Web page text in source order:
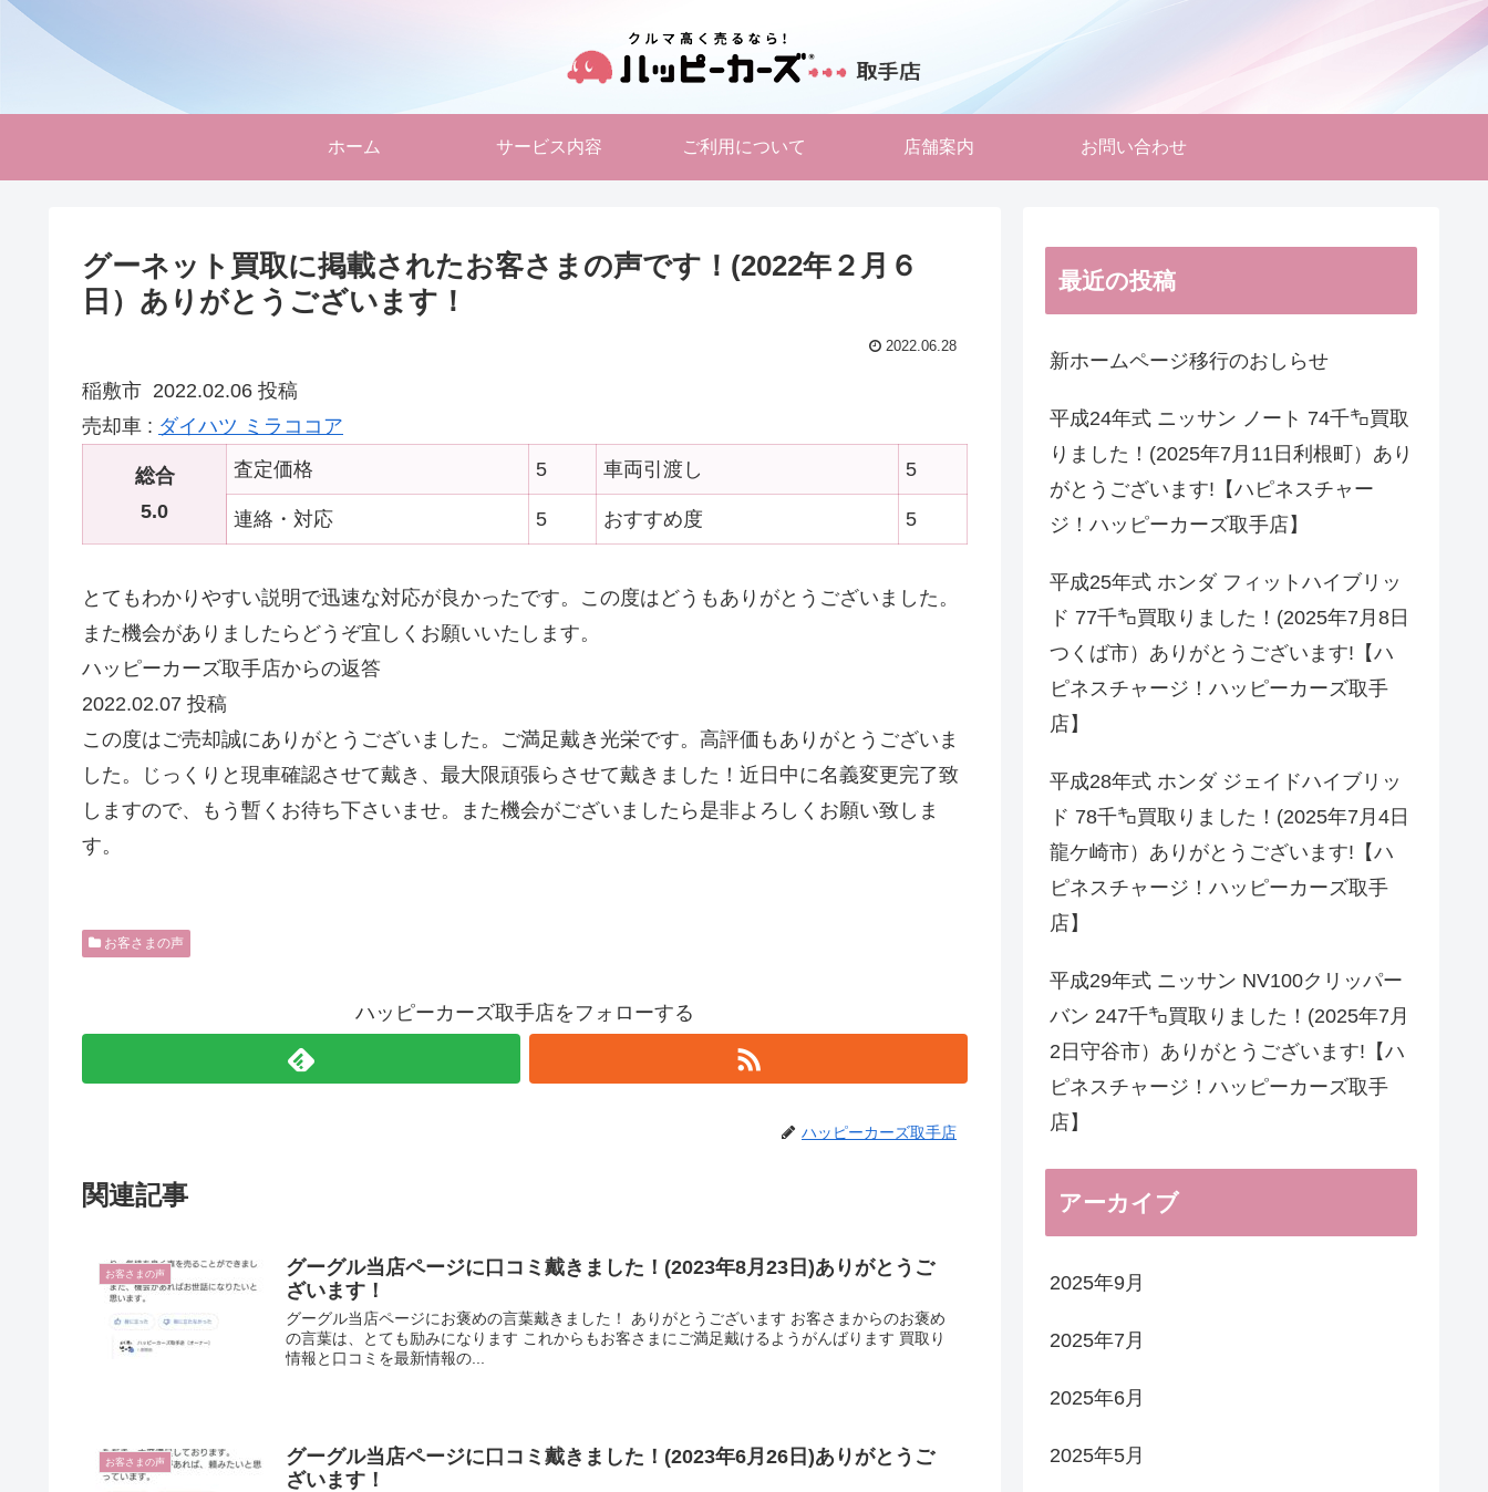
ホーム サービス内容 ご利用について 店舗案内 お問い合わせ
グーネット買取に掲載されたお客さまの声です！(2022年２月６
日）ありがとうございます！
2022.06.28
稲敷市 2022.02.06 投稿
売却車 : ダイハツ ミラココア
総合
5.0
査定価格 5 車両引渡し 5
連絡・対応 5 おすすめ度 5
とてもわかりやすい説明で迅速な対応が良かったです。この度はどうもありがとうございました。
また機会がありましたらどうぞ宜しくお願いいたします。
ハッピーカーズ取手店からの返答
2022.02.07 投稿
この度はご売却誠にありがとうございました。ご満足戴き光栄です。高評価もありがとうございま
した。じっくりと現車確認させて戴き、最大限頑張らさせて戴きました！近日中に名義変更完了致
しますので、もう暫くお待ち下さいませ。また機会がございましたら是非よろしくお願い致しま
す。
お客さまの声
ハッピーカーズ取手店をフォローする
ハッピーカーズ取手店
関連記事
お客さまの声
グーグル当店ページに口コミ戴きました！(2023年8月23日)ありがとうご
ざいます！
グーグル当店ページにお褒めの言葉戴きました！ ありがとうございます お客さまからのお褒め
の言葉は、とても励みになります これからもお客さまにご満足戴けるようがんばります 買取り
情報と口コミを最新情報の...
お客さまの声
グーグル当店ページに口コミ戴きました！(2023年6月26日)ありがとうご
ざいます！
最近の投稿
新ホームページ移行のおしらせ
平成24年式 ニッサン ノート 74千㌔買取
りました！(2025年7月11日利根町）あり
がとうございます!【ハピネスチャー
ジ！ハッピーカーズ取手店】
平成25年式 ホンダ フィットハイブリッ
ド 77千㌔買取りました！(2025年7月8日
つくば市）ありがとうございます!【ハ
ピネスチャージ！ハッピーカーズ取手
店】
平成28年式 ホンダ ジェイドハイブリッ
ド 78千㌔買取りました！(2025年7月4日
龍ケ崎市）ありがとうございます!【ハ
ピネスチャージ！ハッピーカーズ取手
店】
平成29年式 ニッサン NV100クリッパー
バン 247千㌔買取りました！(2025年7月
2日守谷市）ありがとうございます!【ハ
ピネスチャージ！ハッピーカーズ取手
店】
アーカイブ
2025年9月
2025年7月
2025年6月
2025年5月